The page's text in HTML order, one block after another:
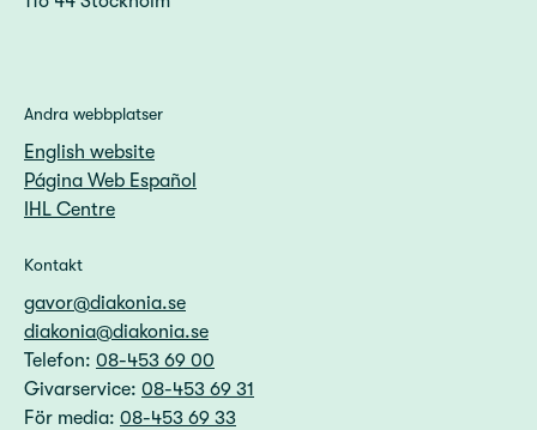
Andra webbplatser
English website
Página Web Español
IHL Centre
Kontakt
gavor@diakonia.se
diakonia@diakonia.se
Telefon: 08-453 69 00
Givarservice: 08-453 69 31
För media: 08-453 69 33